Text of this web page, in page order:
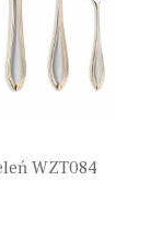
WZT084